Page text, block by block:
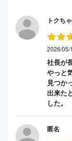
トクち
2026/05/
社長が
やっと
見つか
出来た
した。
匿名